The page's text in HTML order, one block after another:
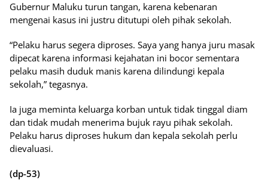
Gubernur Maluku turun tangan, karena kebenaran
mengenai kasus ini justru ditutupi oleh pihak sekolah.
“Pelaku harus segera diproses. Saya yang hanya juru masak
dipecat karena informasi kejahatan ini bocor sementara
pelaku masih duduk manis karena dilindungi kepala
sekolah,” tegasnya.
Ia juga meminta keluarga korban untuk tidak tinggal diam
dan tidak mudah menerima bujuk rayu pihak sekolah.
Pelaku harus diproses hukum dan kepala sekolah perlu
dievaluasi.
(dp-53)